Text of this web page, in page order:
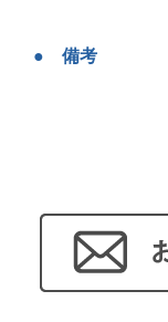
備考